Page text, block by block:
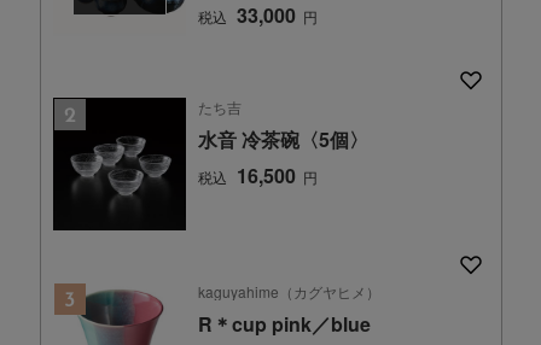
税込 33,000 円
たち吉
水音 冷茶碗〈5個〉
税込 16,500 円
kaguyahime（カグヤヒメ）
R＊cup pink／blue